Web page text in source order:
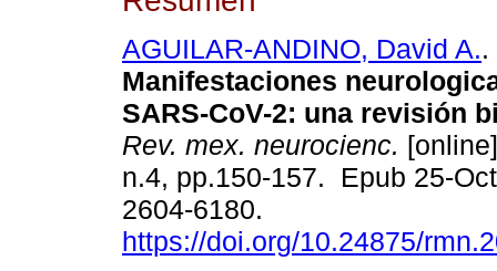
AGUILAR-ANDINO, David A..
Manifestaciones
SARS-CoV-2: una revisión
Rev. mex. neurocienc.
n.4, pp.150-157. Epub 25-
2604-6180.
https://doi.org/10.24875/